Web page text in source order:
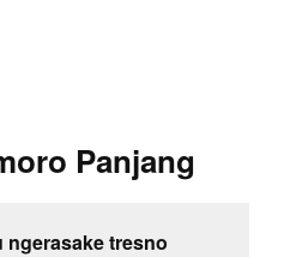
Panjang
ngerasake tresno